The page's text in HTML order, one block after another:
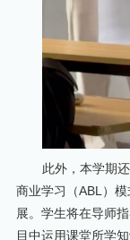
此外，本学期
商业学习（ABL）
展。学生将在导师
目中运用课堂所学